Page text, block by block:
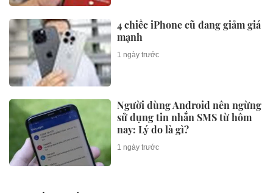
4 chiếc iPhone cũ đang giảm giá
mạnh
1 ngày trước
Người dùng Android nên ngừng
sử dụng tin nhắn SMS từ hôm
nay: Lý do là gì?
1 ngày trước